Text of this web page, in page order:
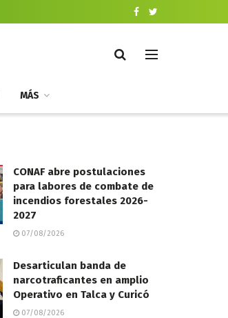
MÁS
CONAF abre postulaciones
para labores de combate de
incendios forestales 2026-
2027
07/08/2026
Desarticulan banda de
narcotraficantes en amplio
Operativo en Talca y Curicó
07/08/2026